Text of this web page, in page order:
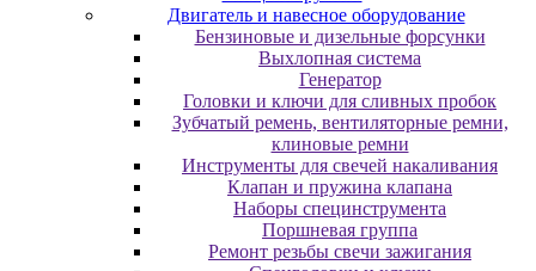
Двигатель и навесное оборудование
Бензиновые и дизельные форсунки
Выхлопная система
Генератор
Головки и ключи для сливных пробок
Зубчатый ремень, вентиляторные ремни,
клиновые ремни
Инструменты для свечей накаливания
Клапан и пружина клапана
Наборы специнструмента
Поршневая группа
Ремонт резьбы свечи зажигания